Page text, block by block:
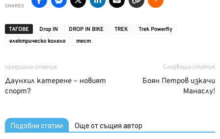
SHARES
ТАГОВЕ Drop IN DROP IN BIKE TREK
Trek Powerfly
електрическо колело
тест
предишна статия
Даунхил катерене – новият
спорт?
Следваща статия
Боян Петров изкачи
Манаслу!
Подобни статии Още от същия автор